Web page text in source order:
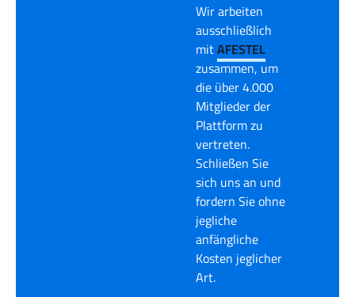
Wir arbeiten
ausschließlich
mitAFESTEL
zusammen, um
die über 4.000
Mitglieder der
Plattform zu
vertreten.
Schließen Sie
sich uns an und
fordern Sie ohne
jegliche
anfängliche
Kosten jeglicher
Art.